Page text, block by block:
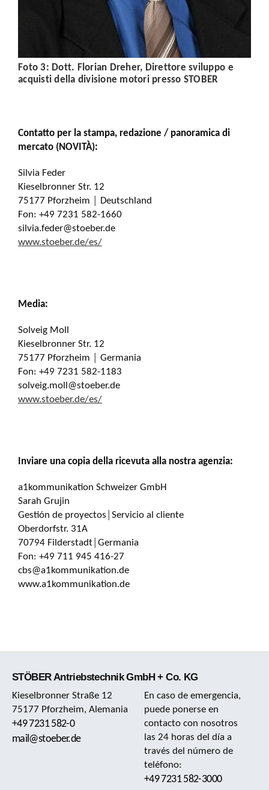
Foto 3: Dott. Florian Dreher, Direttore sviluppo e
acquisti della divisione motori presso STOBER
Contatto per la stampa, redazione / panoramica di
mercato (NOVITÀ):
Silvia Feder
Kieselbronner Str. 12
75177 Pforzheim │ Deutschland
Fon: +49 7231 582-1660
silvia.feder@stoeber.de
www.stoeber.de/es/
Media:
Solveig Moll
Kieselbronner Str. 12
75177 Pforzheim │ Germania
Fon: +49 7231 582-1183
solveig.moll@stoeber.de
www.stoeber.de/es/
Inviare una copia della ricevuta alla nostra agenzia:
a1kommunikation Schweizer GmbH
Sarah Grujin
Gestión de proyectos│Servicio al cliente
Oberdorfstr. 31A
70794 Filderstadt│Germania
Fon: +49 711 945 416-27
cbs@a1kommunikation.de
www.a1kommunikation.de
STÖBER Antriebstechnik GmbH + Co. KG
Kieselbronner Straße 12
75177 Pforzheim, Alemania
+49 7231 582-0
mail@stoeber.de
En caso de emergencia,
puede ponerse en
contacto con nosotros
las 24 horas del día a
través del número de
teléfono:
+49 7231 582-3000